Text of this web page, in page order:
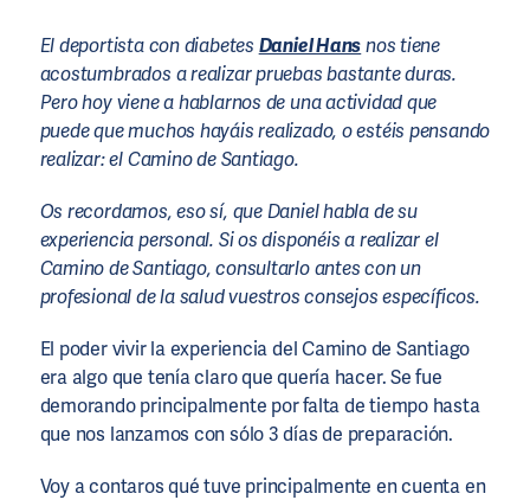
El deportista con diabetes Daniel Hansnos tiene
acostumbrados a realizar pruebas bastante duras.
Pero hoy viene a hablarnos de una actividad que
puede que muchos hayáis realizado, o estéis pensando
realizar: el Camino de Santiago.
Os recordamos, eso sí, que Daniel habla de su
experiencia personal. Si os disponéis a realizar el
Camino de Santiago, consultarlo antes con un
profesional de la salud vuestros consejos específicos.
El poder vivir la experiencia del Camino de Santiago
era algo que tenía claro que quería hacer. Se fue
demorando principalmente por falta de tiempo hasta
que nos lanzamos con sólo 3 días de preparación.
Voy a contaros qué tuve principalmente en cuenta en